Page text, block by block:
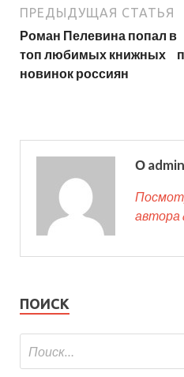
ПРЕДЫДУЩАЯ СТАТЬЯ
Роман Пелевина попал в
топ любимых книжных
новинок россиян
О admin
автора
ПОИСК